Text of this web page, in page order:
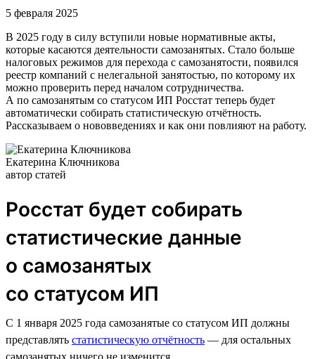
5 февраля 2025
В 2025 году в силу вступили новые нормативные акты,
которые касаются деятельности самозанятых. Стало больше
налоговых режимов для перехода с самозанятости, появился
реестр компаний с нелегальной занятостью, по которому их
можно проверить перед началом сотрудничества.
А по самозанятым со статусом ИП Росстат теперь будет
автоматически собирать статистическую отчётность.
Рассказываем о нововведениях и как они повлияют на работу.
Екатерина Ключникова
автор статей
Росстат будет собирать
статистические данные
о самозанятых
со статусом ИП
С 1 января 2025 года самозанятые со статусом ИП должны
представлять статистическую отчётность — для остальных
самозанятых ничего не изменится.